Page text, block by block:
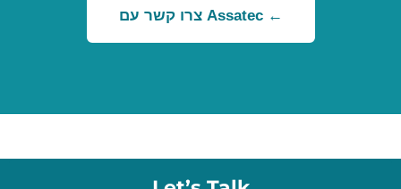
צרו קשר עם Assatec ←